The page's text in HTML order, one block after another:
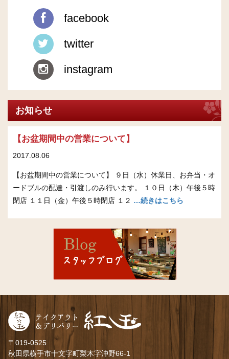
facebook
twitter
instagram
お知らせ
【お盆期間中の営業について】
2017.08.06
【お盆期間中の営業について】 ９日（水）休業日、お弁当・オ
ードブルの配達・引渡しのみ行います。 １０日（木）午後５時
閉店 １１日（金）午後５時閉店 １２ …続きはこちら
〒019-0525
秋田県横手市十文字町梨木字沖野66-1